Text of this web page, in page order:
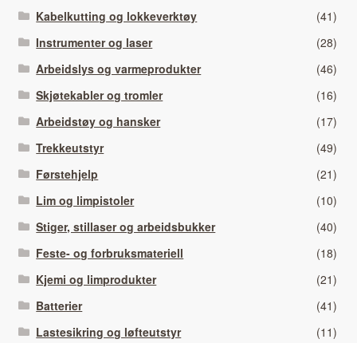
Kabelkutting og lokkeverktøy
(41)
Instrumenter og laser
(28)
Arbeidslys og varmeprodukter
(46)
Skjøtekabler og tromler
(16)
Arbeidstøy og hansker
(17)
Trekkeutstyr
(49)
Førstehjelp
(21)
Lim og limpistoler
(10)
Stiger, stillaser og arbeidsbukker
(40)
Feste- og forbruksmateriell
(18)
Kjemi og limprodukter
(21)
Batterier
(41)
Lastesikring og løfteutstyr
(11)